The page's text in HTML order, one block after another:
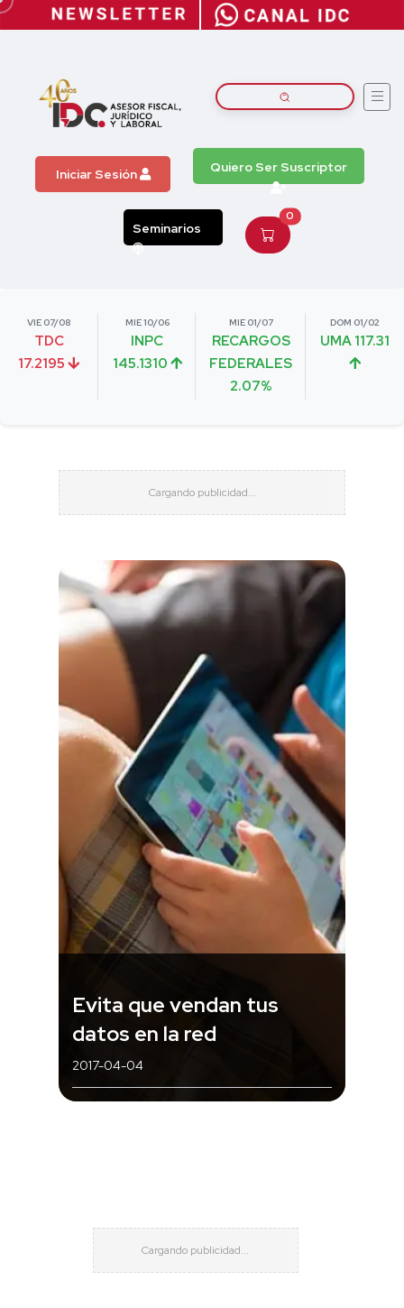
Iniciar Sesión Quiero Ser Suscriptor
Seminarios
0
VIE 07/08
TDC
17.2195
MIE 10/06
INPC
145.1310
MIE 01/07
RECARGOS
FEDERALES
2.07%
DOM 01/02
UMA 117.31
Evita que vendan tus
datos en la red
2017-04-04